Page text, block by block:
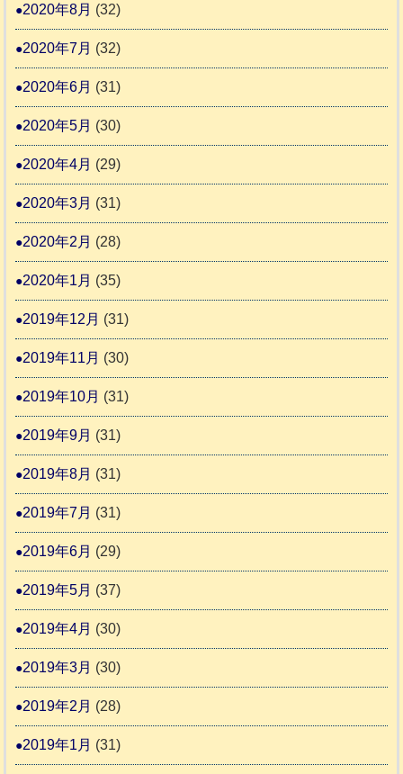
2020年8月 (32)
2020年7月 (32)
2020年6月 (31)
2020年5月 (30)
2020年4月 (29)
2020年3月 (31)
2020年2月 (28)
2020年1月 (35)
2019年12月 (31)
2019年11月 (30)
2019年10月 (31)
2019年9月 (31)
2019年8月 (31)
2019年7月 (31)
2019年6月 (29)
2019年5月 (37)
2019年4月 (30)
2019年3月 (30)
2019年2月 (28)
2019年1月 (31)